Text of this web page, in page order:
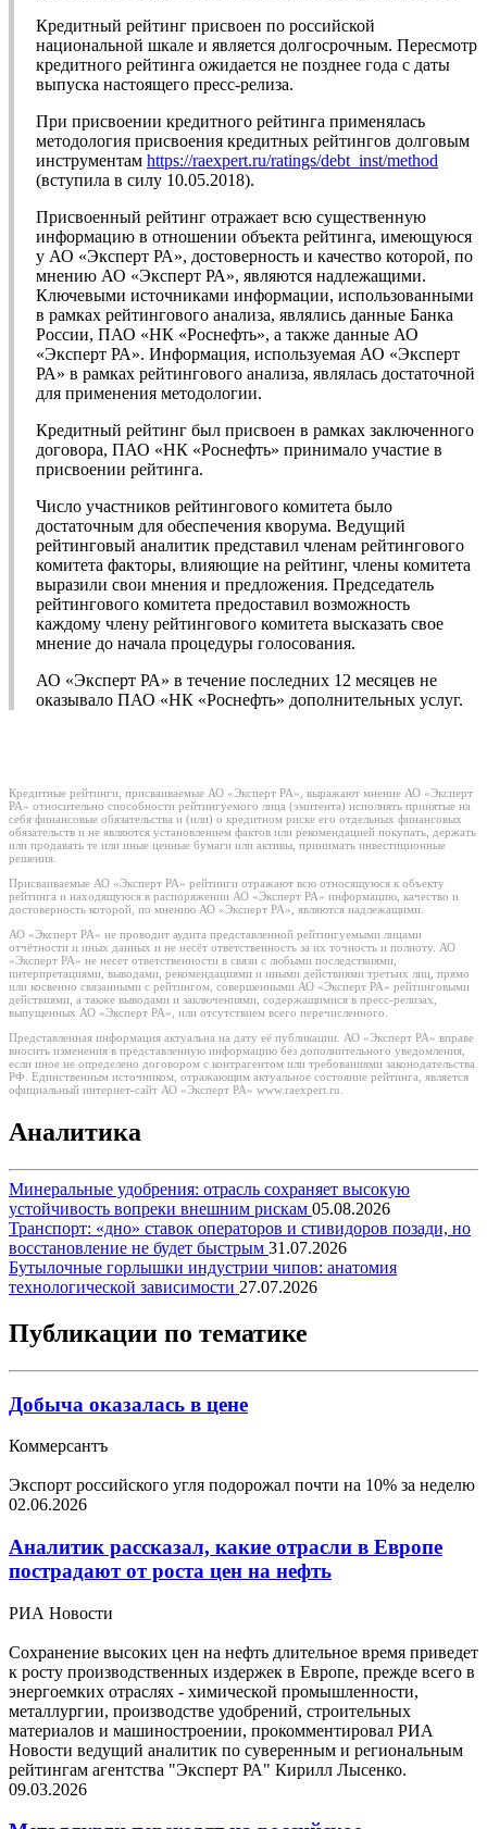
Кредитный рейтинг присвоен по российской
национальной шкале и является долгосрочным. Пересмотр
кредитного рейтинга ожидается не позднее года с даты
выпуска настоящего пресс-релиза.
При присвоении кредитного рейтинга применялась
методология присвоения кредитных рейтингов долговым
инструментам https://raexpert.ru/ratings/debt_inst/method
(вступила в силу 10.05.2018).
Присвоенный рейтинг отражает всю существенную
информацию в отношении объекта рейтинга, имеющуюся
у АО «Эксперт РА», достоверность и качество которой, по
мнению АО «Эксперт РА», являются надлежащими.
Ключевыми источниками информации, использованными
в рамках рейтингового анализа, являлись данные Банка
России, ПАО «НК «Роснефть», а также данные АО
«Эксперт РА». Информация, используемая АО «Эксперт
РА» в рамках рейтингового анализа, являлась достаточной
для применения методологии.
Кредитный рейтинг был присвоен в рамках заключенного
договора, ПАО «НК «Роснефть» принимало участие в
присвоении рейтинга.
Число участников рейтингового комитета было
достаточным для обеспечения кворума. Ведущий
рейтинговый аналитик представил членам рейтингового
комитета факторы, влияющие на рейтинг, члены комитета
выразили свои мнения и предложения. Председатель
рейтингового комитета предоставил возможность
каждому члену рейтингового комитета высказать свое
мнение до начала процедуры голосования.
АО «Эксперт РА» в течение последних 12 месяцев не
оказывало ПАО «НК «Роснефть» дополнительных услуг.
Кредитные рейтинги, присваиваемые АО «Эксперт РА», выражают мнение АО «Эксперт
РА» относительно способности рейтингуемого лица (эмитента) исполнять принятые на
себя финансовые обязательства и (или) о кредитном риске его отдельных финансовых
обязательств и не являются установлением фактов или рекомендацией покупать, держать
или продавать те или иные ценные бумаги или активы, принимать инвестиционные
решения.
Присваиваемые АО «Эксперт РА» рейтинги отражают всю относящуюся к объекту
рейтинга и находящуюся в распоряжении АО «Эксперт РА» информацию, качество и
достоверность которой, по мнению АО «Эксперт РА», являются надлежащими.
АО «Эксперт РА» не проводит аудита представленной рейтингуемыми лицами
отчётности и иных данных и не несёт ответственность за их точность и полноту. АО
«Эксперт РА» не несет ответственности в связи с любыми последствиями,
интерпретациями, выводами, рекомендациями и иными действиями третьих лиц, прямо
или косвенно связанными с рейтингом, совершенными АО «Эксперт РА» рейтинговыми
действиями, а также выводами и заключениями, содержащимися в пресс-релизах,
выпущенных АО «Эксперт РА», или отсутствием всего перечисленного.
Представленная информация актуальна на дату её публикации. АО «Эксперт РА» вправе
вносить изменения в представленную информацию без дополнительного уведомления,
если иное не определено договором с контрагентом или требованиями законодательства
РФ. Единственным источником, отражающим актуальное состояние рейтинга, является
официальный интернет-сайт АО «Эксперт РА» www.raexpert.ru.
Аналитика
Минеральные удобрения: отрасль сохраняет высокую
устойчивость вопреки внешним рискам 05.08.2026
Транспорт: «дно» ставок операторов и стивидоров позади, но
восстановление не будет быстрым 31.07.2026
Бутылочные горлышки индустрии чипов: анатомия
технологической зависимости 27.07.2026
Публикации по тематике
Добыча оказалась в цене
Коммерсантъ
Экспорт российского угля подорожал почти на 10% за неделю
02.06.2026
Аналитик рассказал, какие отрасли в Европе
пострадают от роста цен на нефть
РИА Новости
Сохранение высоких цен на нефть длительное время приведет
к росту производственных издержек в Европе, прежде всего в
энергоемких отраслях - химической промышленности,
металлургии, производстве удобрений, строительных
материалов и машиностроении, прокомментировал РИА
Новости ведущий аналитик по суверенным и региональным
рейтингам агентства "Эксперт РА" Кирилл Лысенко.
09.03.2026